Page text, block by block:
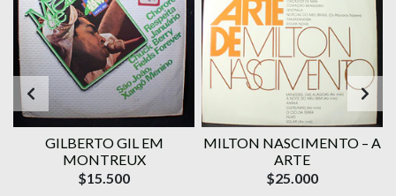
GILBERTO GIL EM
MONTREUX
$15.500
MILTON NASCIMENTO – A
ARTE
$25.000